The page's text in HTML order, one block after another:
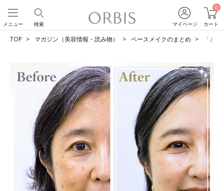
マイページ
0
カート
検索
メニュー
TOP マガジン（美容情報・読み物） ベースメイクのまとめ 「お